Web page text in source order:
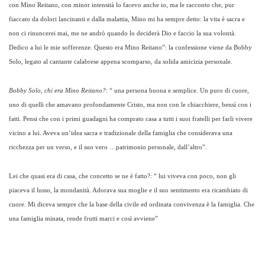
con Mino Reitano, con minor intensità lo facevo anche io, ma le racconto che, pur
fiaccato da dolori lancinanti e dalla malattia, Mino mi ha sempre detto: la vita è sacra e
non ci rinuncerei mai, me ne andrò quando lo deciderà Dio e faccio la sua volontà.
Dedico a lui le mie sofferenze. Questo era Mino Reitano”: la confessione viene da Bobby
Solo, legato al cantante calabrese appena scomparso, da solida amicizia personale.
Bobby Solo, chi era Mino Reitano?: “ una persona buona e semplice. Un puro di cuore,
uno di quelli che amavano profondamente Cristo, ma non con le chiacchiere, bensì con i
fatti. Pensi che con i primi guadagni ha comprato casa a tutti i suoi fratelli per farli vivere
vicino a lui. Aveva un’idea sacra e tradizionale della famiglia che considerava una
ricchezza per un verso, e il suo vero …patrimonio personale, dall’altro”.
Lei che quasi era di casa, che concetto se ne è fatto?: “ lui viveva con poco, non gli
piaceva il lusso, la mondanità. Adorava sua moglie e il suo sentimento era ricambiato di
cuore. Mi diceva sempre che la base della civile ed ordinata convivenza è la famiglia. Che
una famiglia minata, rende frutti marci e così avviene”